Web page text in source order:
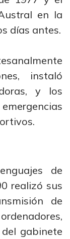
en la
días antes.
instaló
y los
de
realizó sus
de
gabinete